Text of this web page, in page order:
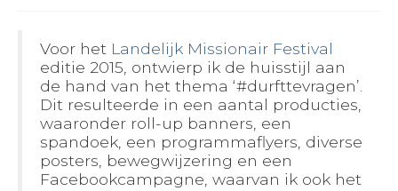
LEESPLANNEN
BLOGS
Voor het Landelijk Missionair Festival
editie 2015, ontwierp ik de huisstijl aan
de hand van het thema ‘#durfttevragen’.
Dit resulteerde in een aantal producties,
waaronder roll-up banners, een
spandoek, een programmaflyers, diverse
posters, bewegwijzering en een
Facebookcampagne, waarvan ik ook het